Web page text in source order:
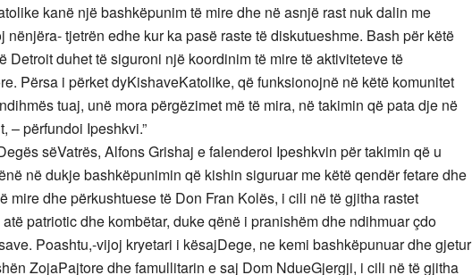
kanë një bashkëpunim të mire dhe në asnjë rast nuk dalin me
nënjëra- tjetrën edhe kur ka pasë raste të diskutueshme. Bash për këtë
Detroit duhet të siguroni një koordinim të mire të aktiviteteve të
Përsa i përket dyKishaveKatolike, që funksionojnë në këtë komunitet
tuaj, unë mora përgëzimet më të mira, në takimin që pata dje në
– përfundoi Ipeshkvi.”
sëVatrës, Alfons Grishaj e falenderoi Ipeshkvin për takimin që u
në dukje bashkëpunimin që kishin siguruar me këtë qendër fetare dhe
mire dhe përkushtuese të Don Fran Kolës, i cili në të gjitha rastet
patriotic dhe kombëtar, duke qënë i pranishëm dhe ndihmuar çdo
Poashtu,-vijoj kryetari i kësajDege, ne kemi bashkëpunuar dhe gjetur
ZojaPajtore dhe famullitarin e saj Dom NdueGjergji, i cili në të gjitha